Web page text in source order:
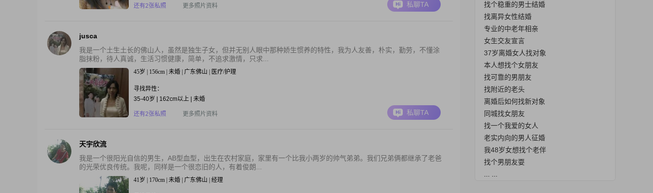
还有2张私照 更多照片资料 私聊TA
jusca
我是一个土生土长的佛山人，虽然是独生子女，但并无别人眼中那种娇生惯养的特性，我为人友善，朴实，勤劳，不懂涂
脂抹粉，待人真诚，生活习惯健康，简单，不追求激情，只求...
45岁 | 156cm | 未婚 | 广东佛山 | 医疗/护理
寻找异性：
35-40岁 | 162cm以上 | 未婚
还有2张私照 更多照片资料 私聊TA
天宇欣流
我是一个很阳光自信的男生，AB型血型，出生在农村家庭，家里有一个比我小两岁的帅气弟弟。我们兄弟俩都继承了老爸
的光荣优良传统。我呢，同样是一个很恋旧的人，有着俊朗...
41岁 | 170cm | 未婚 | 广东佛山 | 经理
找个稳重的男士结婚
找离异女性结婚
专业的中老年相亲
女生交友宣言
37岁离婚女人找对象
本人想找个女朋友
找可靠的男朋友
找附近的老头
离婚后如何找新对象
同城找女朋友
找一个我爱的女人
老实内向的男人征婚
我48岁女想找个老伴
找个男朋友耍